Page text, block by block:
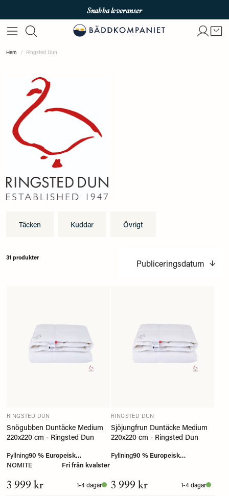
Snabba leveranser
Fri frakt över 699kr
Hem Ringsted Dun
Täcken Kuddar Övrigt
31 produkter
Publiceringsdatum
RINGSTED DUN
Snögubben Duntäcke Medium
220x220 cm - Ringsted Dun
Fyllning90 % Europeisk
myskanddun
NOMITE Fri från kvalster
3 999 kr 1-4 dagar
RINGSTED DUN
Sjöjungfrun Duntäcke Medium
220x220 cm - Ringsted Dun
Fyllning90 % Europeisk
3 999 kr 1-4 dagar